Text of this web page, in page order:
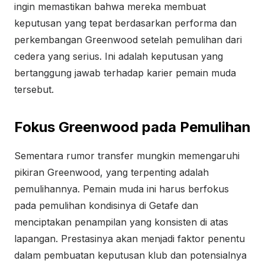
ingin memastikan bahwa mereka membuat
keputusan yang tepat berdasarkan performa dan
perkembangan Greenwood setelah pemulihan dari
cedera yang serius. Ini adalah keputusan yang
bertanggung jawab terhadap karier pemain muda
tersebut.
Fokus Greenwood pada Pemulihan
Sementara rumor transfer mungkin memengaruhi
pikiran Greenwood, yang terpenting adalah
pemulihannya. Pemain muda ini harus berfokus
pada pemulihan kondisinya di Getafe dan
menciptakan penampilan yang konsisten di atas
lapangan. Prestasinya akan menjadi faktor penentu
dalam pembuatan keputusan klub dan potensialnya